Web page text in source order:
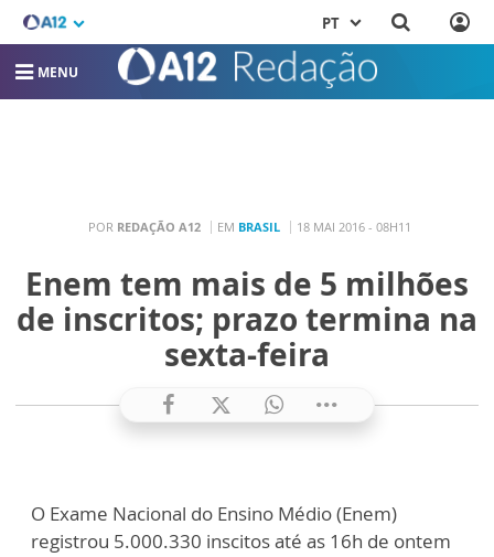
PT
MENU
POR REDAÇÃO A12 EM BRASIL 18 MAI 2016 - 08H11
Enem tem mais de 5 milhões
de inscritos; prazo termina na
sexta-feira
O Exame Nacional do Ensino Médio (Enem)
registrou 5.000.330 inscitos até as 16h de ontem